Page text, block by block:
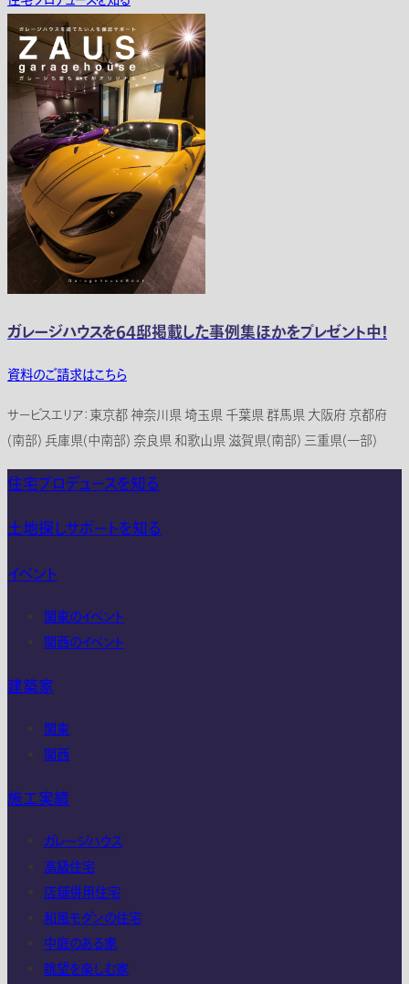
ガレージハウスを64邸掲載した事例集ほかをプレゼント中！
資料のご請求はこちら
サービスエリア：東京都 神奈川県 埼玉県 千葉県 群馬県 大阪府 京都府
(南部) 兵庫県(中南部) 奈良県 和歌山県 滋賀県(南部) 三重県(一部)
住宅プロデュースを知る
土地探しサポートを知る
イベント
関東のイベント
関西のイベント
建築家
関東
関西
施工実績
ガレージハウス
高級住宅
店舗併用住宅
和風モダンの住宅
中庭のある家
眺望を楽しむ家